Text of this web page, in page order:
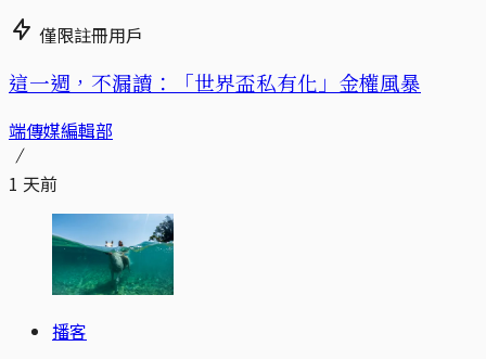
僅限註冊用戶
這一週，不漏讀：「世界盃私有化」金權風暴
端傳媒編輯部
1 天前
播客